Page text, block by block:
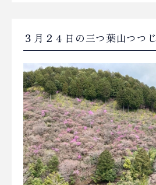
３月２４日の三つ葉山つつじ